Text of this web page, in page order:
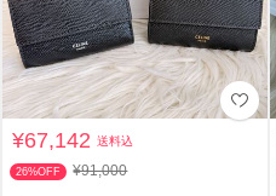
¥67,142送料込
26%OFF ¥91,000